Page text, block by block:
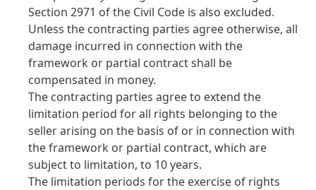
Section 2971 of the Civil Code is also excluded.
Unless the contracting parties agree otherwise, all
damage incurred in connection with the
framework or partial contract shall be
compensated in money.
The contracting parties agree to extend the
limitation period for all rights belonging to the
seller arising on the basis of or in connection with
the framework or partial contract, which are
subject to limitation, to 10 years.
The limitation periods for the exercise of rights